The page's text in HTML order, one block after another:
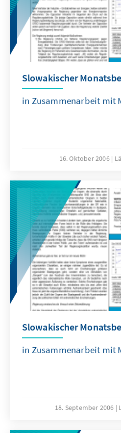
Slowakischer
in Zusammenarbeit mit
16. Oktober 2006
Slowakischer
in Zusammenarbeit mit
18. September 2006